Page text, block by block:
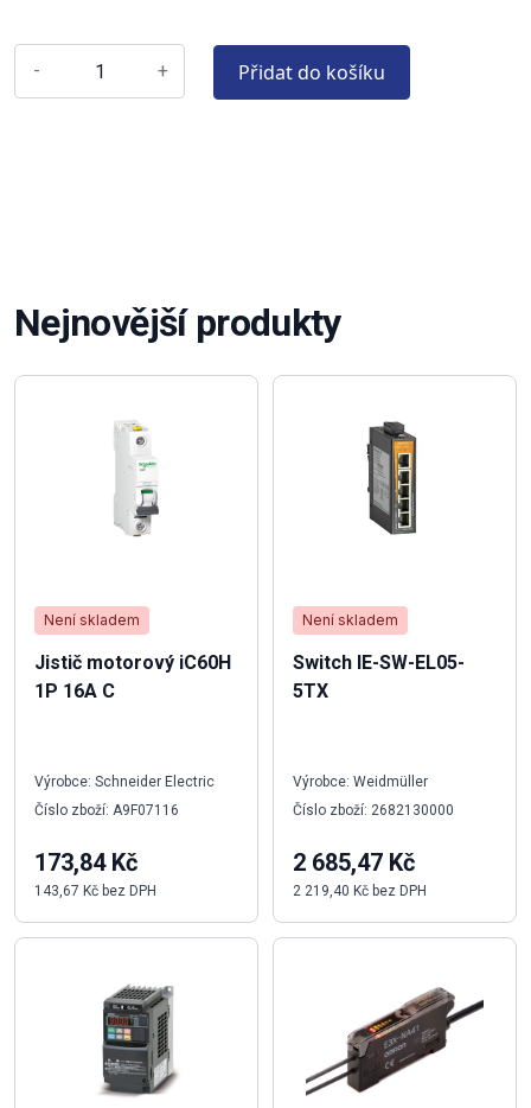
- + Přidat do košíku
Nejnovější produkty
Není skladem
Jistič motorový iC60H
1P 16A C
Výrobce: Schneider Electric
Číslo zboží: A9F07116
173,84 Kč
143,67 Kč bez DPH
Není skladem
Switch IE-SW-EL05-
5TX
Výrobce: Weidmüller
Číslo zboží: 2682130000
2 685,47 Kč
2 219,40 Kč bez DPH